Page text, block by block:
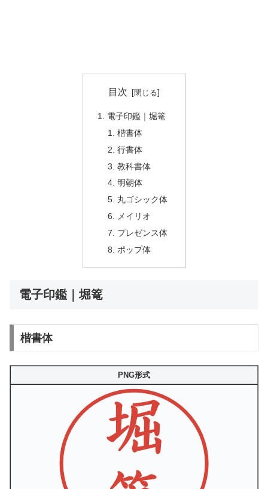
目次
電子印鑑｜堀篭
楷書体
行書体
教科書体
明朝体
丸ゴシック体
メイリオ
プレゼンス体
ポップ体
電子印鑑｜堀篭
楷書体
PNG形式